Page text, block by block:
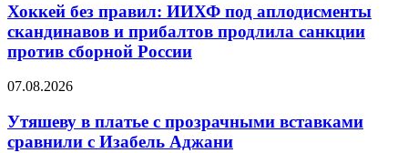
Хоккей без правил: ИИХФ под аплодисменты
скандинавов и прибалтов продлила санкции
против сборной России
07.08.2026
Утяшеву в платье с прозрачными вставками
сравнили с Изабель Аджани